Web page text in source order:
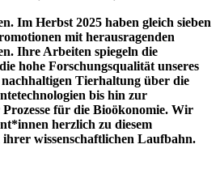
Im Herbst 2025 haben gleich sieben
mit herausragenden
Ihre Arbeiten spiegeln die
hohe Forschungsqualität unseres
Tierhaltung über die
bis hin zur
für die Bioökonomie. Wir
herzlich zu diesem
ihrer wissenschaftlichen Laufbahn.